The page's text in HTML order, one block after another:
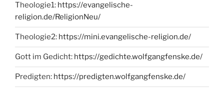
Theologie1: https://evangelische-
religion.de/ReligionNeu/
Theologie2: https://mini.evangelische-religion.de/
Gott im Gedicht: https://gedichte.wolfgangfenske.de/
Predigten: https://predigten.wolfgangfenske.de/